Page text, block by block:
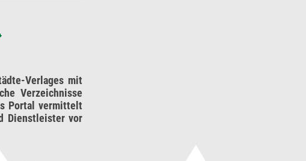
Verlages mit
Verzeichnisse
Portal vermittelt
Dienstleister vor